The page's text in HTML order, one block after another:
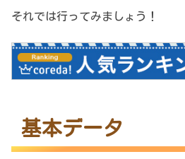
それでは行ってみましょう！
基本データ